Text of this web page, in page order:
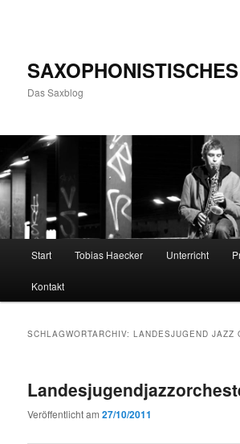
SAXOPHONISTISCHES
Das Saxblog
Start Tobias Haecker Unterricht
Kontakt
SCHLAGWORTARCHIV:LANDESJUGEND JAZZ
Veröffentlicht am27/10/2011